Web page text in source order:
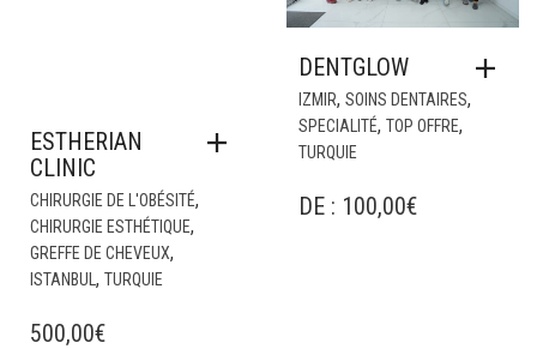
ESTHERIAN
CLINIC
CHIRURGIE DE L'OBÉSITÉ,
CHIRURGIE ESTHÉTIQUE,
GREFFE DE CHEVEUX,
ISTANBUL , TURQUIE
500,00€
DENTGLOW
IZMIR, SOINS DENTAIRES,
SPECIALITÉ, TOP OFFRE,
TURQUIE
DE : 100,00€